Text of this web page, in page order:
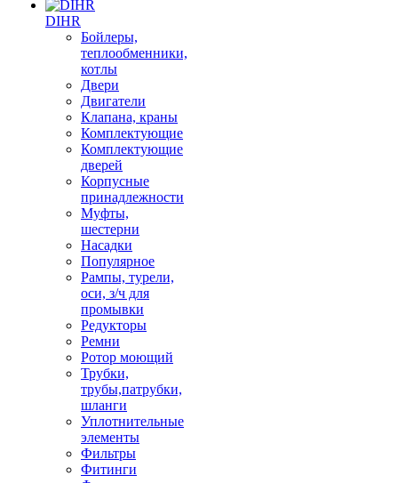
DIHR
Бойлеры,
теплообменники,
котлы
Двери
Двигатели
Клапана, краны
Комплектующие
Комплектующие
дверей
Корпусные
принадлежности
Муфты,
шестерни
Насадки
Популярное
Рампы, турели,
оси, з/ч для
промывки
Редукторы
Ремни
Ротор моющий
Трубки,
трубы,патрубки,
шланги
Уплотнительные
элементы
Фильтры
Фитинги